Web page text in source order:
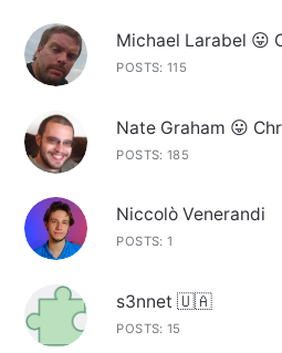
Michael Larabel 😛
POSTS: 115
Nate Graham 😛
POSTS: 185
Niccolò Venerandi
POSTS: 1
s3nnet 🇺🇦
POSTS: 15